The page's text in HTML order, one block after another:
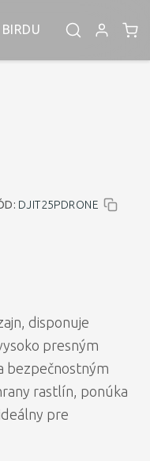
BIRDU
DJIT25PDRONE
disponuje
presným
bezpečnostným
rastlín, ponúka
pre